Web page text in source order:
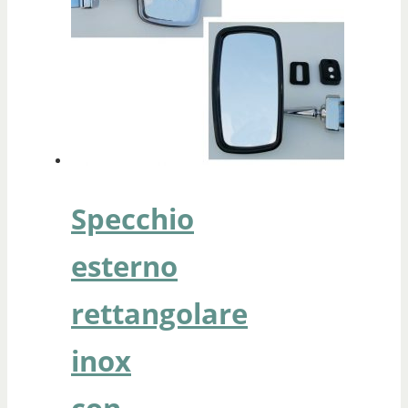
Specchio
esterno
rettangolare
inox